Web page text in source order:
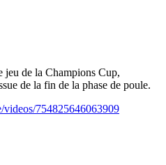
jeu de la Champions Cup,
de la fin de la phase de poule.
754825646063909